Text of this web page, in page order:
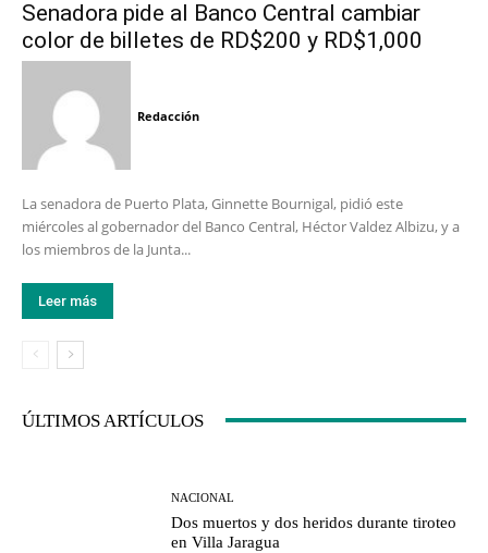
Senadora pide al Banco Central cambiar
color de billetes de RD$200 y RD$1,000
Redacción
La senadora de Puerto Plata, Ginnette Bournigal, pidió este
miércoles al gobernador del Banco Central, Héctor Valdez Albizu, y a
los miembros de la Junta...
Leer más
ÚLTIMOS ARTÍCULOS
NACIONAL
Dos muertos y dos heridos durante tiroteo
en Villa Jaragua